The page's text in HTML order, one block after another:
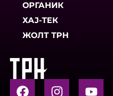
ОРГАНИК
ХАЈ-ТЕК
ЖОЛТ ТРН